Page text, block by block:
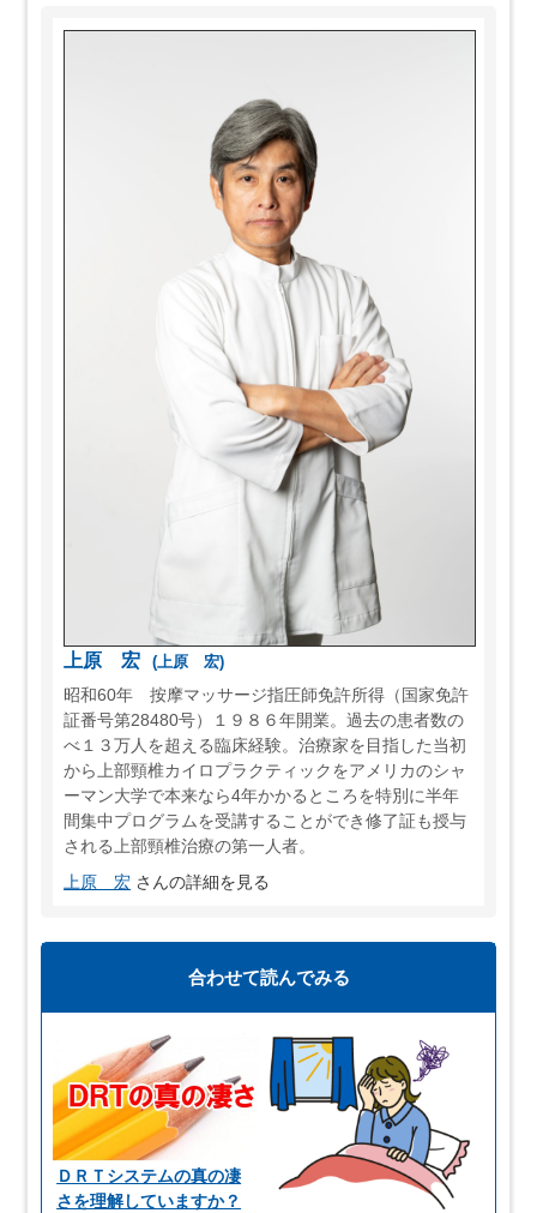
上原 宏
(上原 宏)
昭和60年 按摩マッサージ指圧師免許所得（国家免許
証番号第28480号）１９８６年開業。過去の患者数の
べ１３万人を超える臨床経験。治療家を目指した当初
から上部頸椎カイロプラクティックをアメリカのシャ
ーマン大学で本来なら4年かかるところを特別に半年
間集中プログラムを受講することができ修了証も授与
される上部頸椎治療の第一人者。
上原 宏 さんの詳細を見る
合わせて読んでみる
ＤＲＴシステムの真の凄
さを理解していますか？